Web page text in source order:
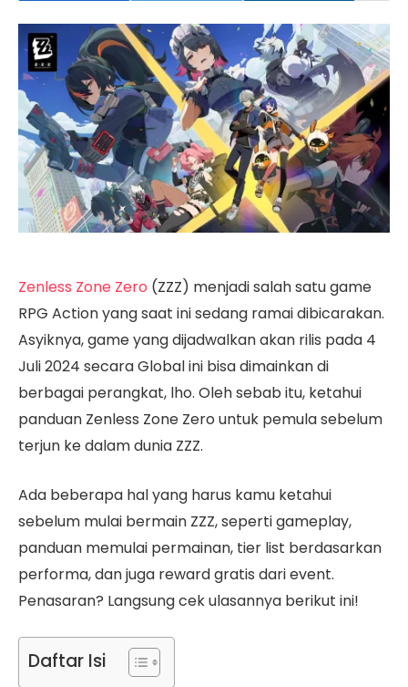
Zenless Zone Zero (ZZZ) menjadi salah satu game
RPG Action yang saat ini sedang ramai dibicarakan.
Asyiknya, game yang dijadwalkan akan rilis pada 4
Juli 2024 secara Global ini bisa dimainkan di
berbagai perangkat, lho. Oleh sebab itu, ketahui
panduan Zenless Zone Zero untuk pemula sebelum
terjun ke dalam dunia ZZZ.
Ada beberapa hal yang harus kamu ketahui
sebelum mulai bermain ZZZ, seperti gameplay,
panduan memulai permainan, tier list berdasarkan
performa, dan juga reward gratis dari event.
Penasaran? Langsung cek ulasannya berikut ini!
Daftar Isi